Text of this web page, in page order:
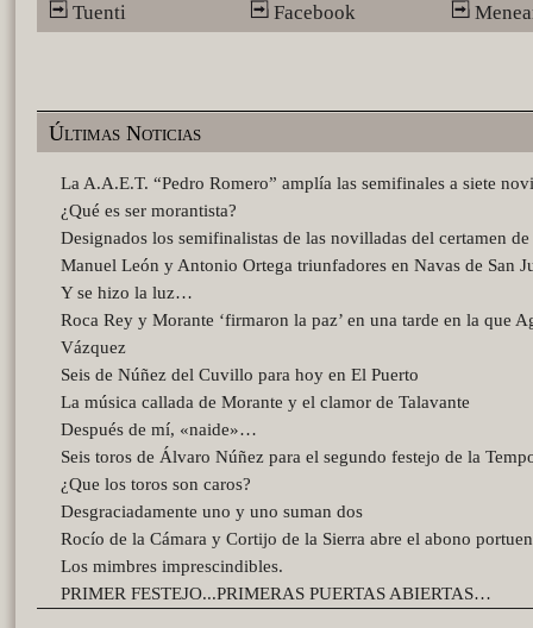
Tuenti Facebook
Últimas Noticias
La A.A.E.T. “Pedro Romero” amplía las semifinales a siete
¿Qué es ser morantista?
Designados los semifinalistas de las novilladas del certamen
Manuel León y Antonio Ortega triunfadores en Navas de San
Y se hizo la luz…
Roca Rey y Morante ‘firmaron la paz’ en una tarde en la que
Vázquez
Seis de Núñez del Cuvillo para hoy en El Puerto
La música callada de Morante y el clamor de Talavante
Después de mí, «naide»…
Seis toros de Álvaro Núñez para el segundo festejo de la
¿Que los toros son caros?
Desgraciadamente uno y uno suman dos
Rocío de la Cámara y Cortijo de la Sierra abre el abono
Los mimbres imprescindibles.
PRIMER FESTEJO...PRIMERAS PUERTAS ABIERTAS…